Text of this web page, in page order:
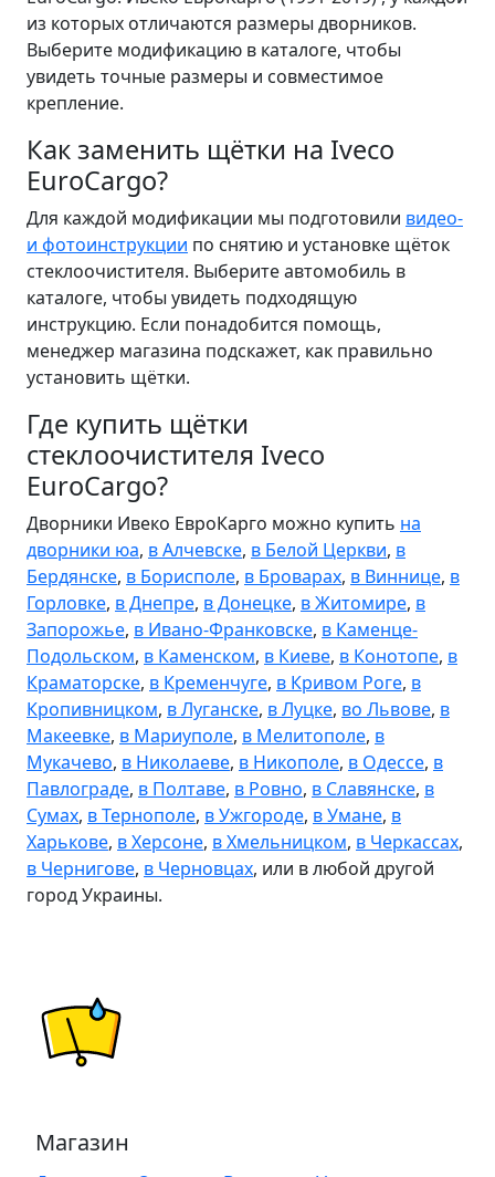
из которых отличаются размеры дворников.
Выберите модификацию в каталоге, чтобы
увидеть точные размеры и совместимое
крепление.
Как заменить щётки на Iveco
EuroCargo?
Для каждой модификации мы подготовили видео-
и фотоинструкции по снятию и установке щёток
стеклоочистителя. Выберите автомобиль в
каталоге, чтобы увидеть подходящую
инструкцию. Если понадобится помощь,
менеджер магазина подскажет, как правильно
установить щётки.
Где купить щётки
стеклоочистителя Iveco
EuroCargo?
Дворники Ивеко ЕвроКарго можно купить на
дворники юа, в Алчевске, в Белой Церкви, в
Бердянске, в Борисполе, в Броварах, в Виннице, в
Горловке, в Днепре, в Донецке, в Житомире, в
Запорожье, в Ивано-Франковске, в Каменце-
Подольском, в Каменском, в Киеве, в Конотопе, в
Краматорске, в Кременчуге, в Кривом Роге, в
Кропивницком, в Луганске, в Луцке, во Львове, в
Макеевке, в Мариуполе, в Мелитополе, в
Мукачево, в Николаеве, в Никополе, в Одессе, в
Павлограде, в Полтаве, в Ровно, в Славянске, в
Сумах, в Тернополе, в Ужгороде, в Умане, в
Харькове, в Херсоне, в Хмельницком, в Черкассах,
в Чернигове, в Черновцах, или в любой другой
город Украины.
Магазин